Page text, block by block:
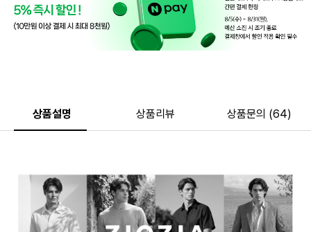
상품설명 상품리뷰 상품문의 (64)